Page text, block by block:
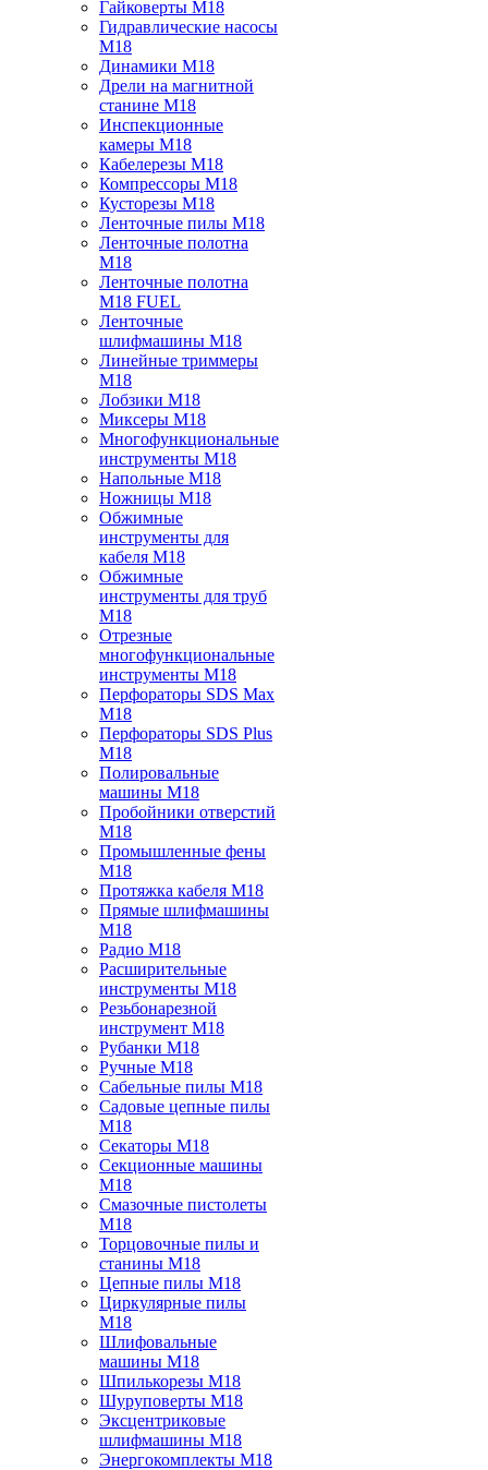
Гайковерты M18
Гидравлические насосы
M18
Динамики M18
Дрели на магнитной
станине M18
Инспекционные
камеры M18
Кабелерезы M18
Компрессоры M18
Кусторезы M18
Ленточные пилы M18
Ленточные полотна
M18
Ленточные полотна
M18 FUEL
Ленточные
шлифмашины M18
Линейные триммеры
M18
Лобзики M18
Миксеры M18
Многофункциональные
инструменты M18
Напольные M18
Ножницы M18
Обжимные
инструменты для
кабеля M18
Обжимные
инструменты для труб
M18
Отрезные
многофункциональные
инструменты M18
Перфораторы SDS Max
M18
Перфораторы SDS Plus
M18
Полировальные
машины M18
Пробойники отверстий
M18
Промышленные фены
M18
Протяжка кабеля M18
Прямые шлифмашины
M18
Радио M18
Расширительные
инструменты M18
Резьбонарезной
инструмент M18
Рубанки M18
Ручные M18
Сабельные пилы M18
Садовые цепные пилы
M18
Секаторы M18
Секционные машины
M18
Смазочные пистолеты
M18
Торцовочные пилы и
станины M18
Цепные пилы M18
Циркулярные пилы
M18
Шлифовальные
машины M18
Шпилькорезы M18
Шуруповерты M18
Эксцентриковые
шлифмашины M18
Энергокомплекты M18